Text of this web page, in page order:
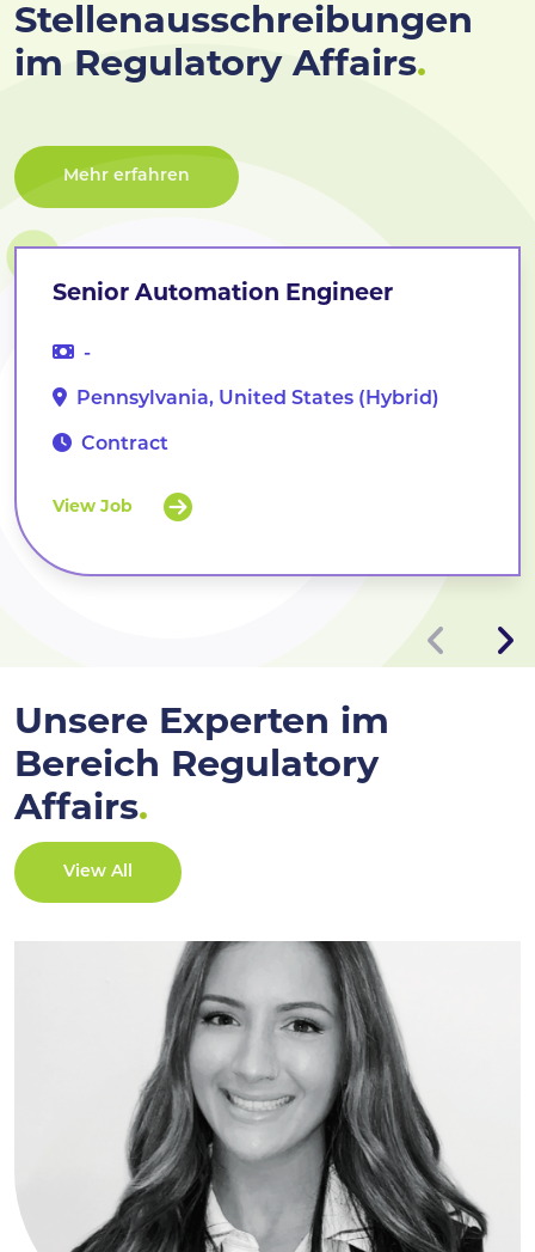
Stellenausschreibungen
im Regulatory Affairs.
Mehr erfahren
Senior Automation Engineer
-
Pennsylvania, United States (Hybrid)
Contract
View Job
Unsere Experten im
Bereich Regulatory
Affairs.
View All